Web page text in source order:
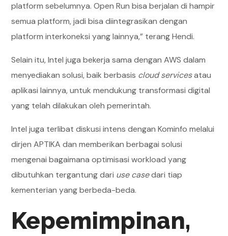
platform sebelumnya. Open Run bisa berjalan di hampir
semua platform, jadi bisa diintegrasikan dengan
platform interkoneksi yang lainnya,” terang Hendi.
Selain itu, Intel juga bekerja sama dengan AWS dalam
menyediakan solusi, baik berbasis cloud servicesatau
aplikasi lainnya, untuk mendukung transformasi digital
yang telah dilakukan oleh pemerintah.
Intel juga terlibat diskusi intens dengan Kominfo melalui
dirjen APTIKA dan memberikan berbagai solusi
mengenai bagaimana optimisasi workload yang
dibutuhkan tergantung dari use casedari tiap
kementerian yang berbeda-beda.
Kepemimpinan,